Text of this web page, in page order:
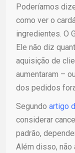
Poderíamos
como ver o
ingredientes. O
Ele não diz
aquisição de
aumentaram –
dos pedidos
Segundo artigo
considerar
padrão,
Além disso, não